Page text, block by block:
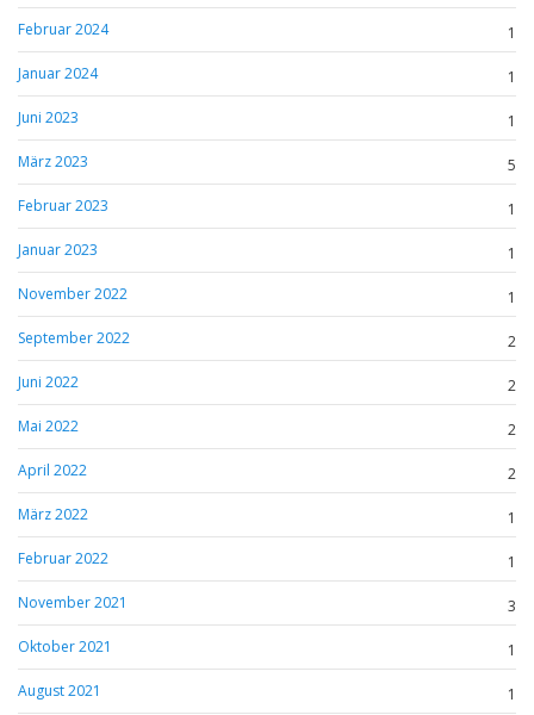
Februar 2024
1
Januar 2024
1
Juni 2023
1
März 2023
5
Februar 2023
1
Januar 2023
1
November 2022
1
September 2022
2
Juni 2022
2
Mai 2022
2
April 2022
2
März 2022
1
Februar 2022
1
November 2021
3
Oktober 2021
1
August 2021
1